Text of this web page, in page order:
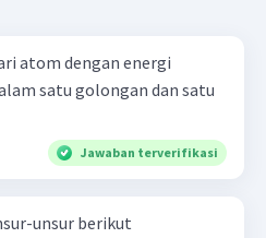
atom dengan energi
satu golongan dan satu
Jawaban terverifikasi
unsur berikut